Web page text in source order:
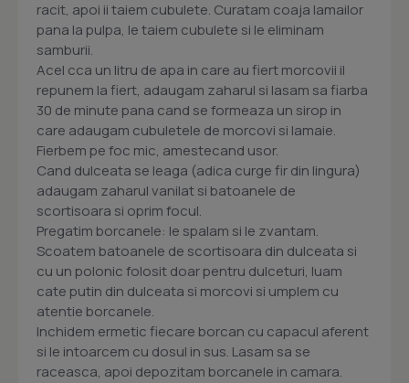
racit, apoi ii taiem cubulete. Curatam coaja lamailor
pana la pulpa, le taiem cubulete si le eliminam
samburii.
Acel cca un litru de apa in care au fiert morcovii il
repunem la fiert, adaugam zaharul si lasam sa fiarba
30 de minute pana cand se formeaza un sirop in
care adaugam cubuletele de morcovi si lamaie.
Fierbem pe foc mic, amestecand usor.
Cand dulceata se leaga (adica curge fir din lingura)
adaugam zaharul vanilat si batoanele de
scortisoara si oprim focul.
Pregatim borcanele: le spalam si le zvantam.
Scoatem batoanele de scortisoara din dulceata si
cu un polonic folosit doar pentru dulceturi, luam
cate putin din dulceata si morcovi si umplem cu
atentie borcanele.
Inchidem ermetic fiecare borcan cu capacul aferent
si le intoarcem cu dosul in sus. Lasam sa se
raceasca, apoi depozitam borcanele in camara.